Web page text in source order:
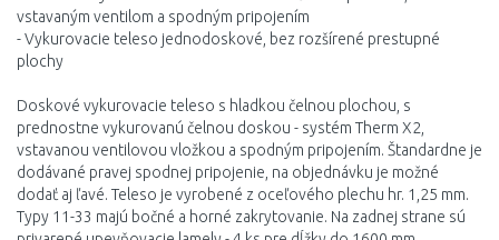
vstavaným ventilom a spodným pripojením
- Vykurovacie teleso jednodoskové, bez rozšírené prestupné
plochy
Doskové vykurovacie teleso s hladkou čelnou plochou, s
prednostne vykurovanú čelnou doskou - systém Therm X2,
vstavanou ventilovou vložkou a spodným pripojením. Štandardne je
dodávané pravej spodnej pripojenie, na objednávku je možné
dodať aj ľavé. Teleso je vyrobené z oceľového plechu hr. 1,25 mm.
Typy 11-33 majú bočné a horné zakrytovanie. Na zadnej strane sú